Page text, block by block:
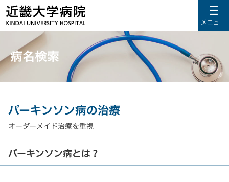
メニュー
病名検索
パーキンソン病の治療
オーダーメイド治療を重視
パーキンソン病とは？